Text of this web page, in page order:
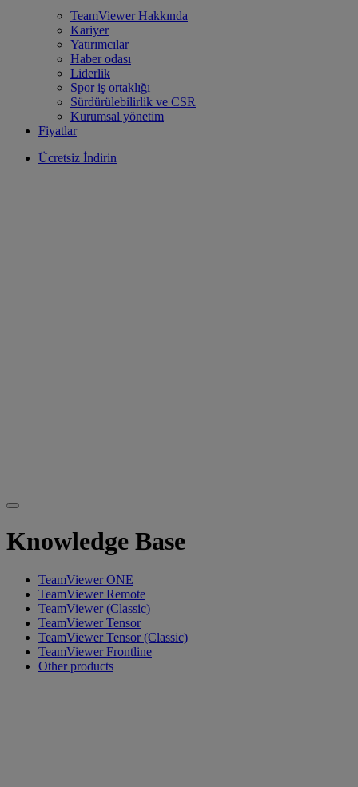
TeamViewer Hakkında
Kariyer
Yatırımcılar
Haber odası
Liderlik
Spor iş ortaklığı
Sürdürülebilirlik ve CSR
Kurumsal yönetim
Fiyatlar
Ücretsiz İndirin
Knowledge Base
TeamViewer ONE
TeamViewer Remote
TeamViewer (Classic)
TeamViewer Tensor
TeamViewer Tensor (Classic)
TeamViewer Frontline
Other products